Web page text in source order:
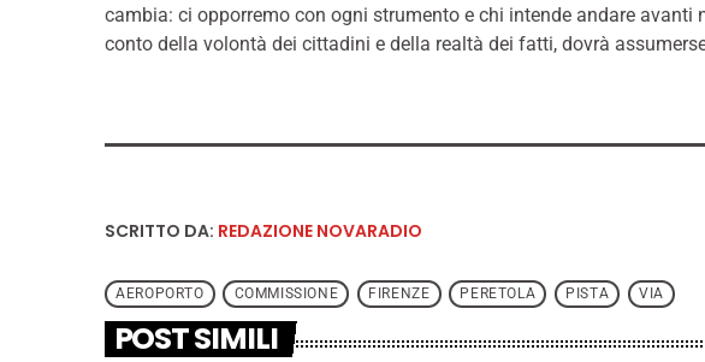
cambia: ci opporremo con ogni strumento e chi intende andare avanti
conto della volontà dei cittadini e della realtà dei fatti, dovrà
SCRITTO DA: REDAZIONE NOVARADIO
AEROPORTO COMMISSIONE FIRENZE PERETOLA PISTA VIA
POST SIMILI